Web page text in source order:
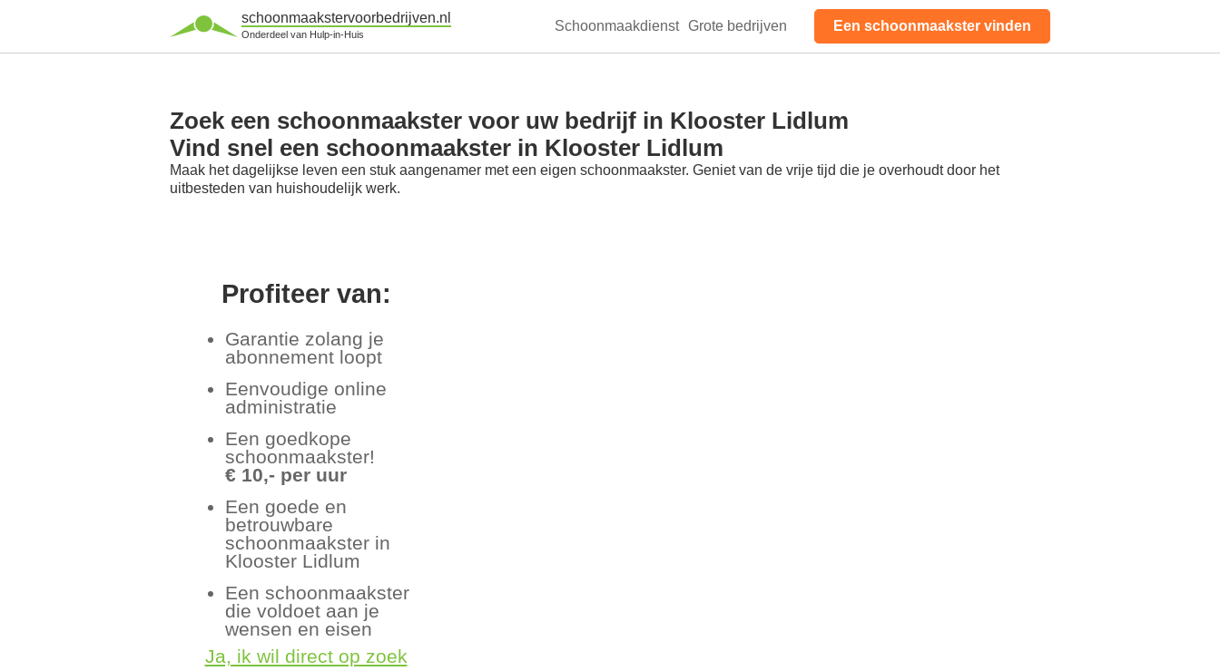
schoonmaakstervoorbedrijven.nl
Onderdeel van Hulp-in-Huis
Schoonmaakdienst Grote bedrijven Een schoonmaakster vinden
Zoek een schoonmaakster voor uw bedrijf in Klooster Lidlum
Vind snel een schoonmaakster in Klooster Lidlum
Maak het dagelijkse leven een stuk aangenamer met een eigen schoonmaakster. Geniet van de vrije tijd die je overhoudt door het
uitbesteden van huishoudelijk werk.
Profiteer van:
Garantie zolang je
abonnement loopt
Eenvoudige online
administratie
Een goedkope
schoonmaakster!
€ 10,- per uur
Een goede en
betrouwbare
schoonmaakster in
Klooster Lidlum
Een schoonmaakster
die voldoet aan je
wensen en eisen
Ja, ik wil direct op zoek